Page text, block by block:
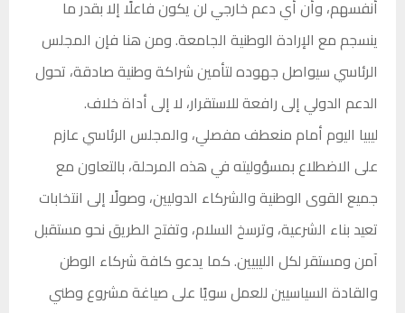
أنفسهم، وأن أي دعم خارجي لن يكون فاعلًا إلا بقدر ما
ينسجم مع الإرادة الوطنية الجامعة. ومن هنا فإن المجلس
الرئاسي سيواصل جهوده لتأمين شراكة وطنية صادقة، تحول
الدعم الدولي إلى رافعة للاستقرار، لا إلى أداة خلاف.
ليبيا اليوم أمام منعطف مفصلي، والمجلس الرئاسي عازم
على الاضطلاع بمسؤوليته في هذه المرحلة، بالتعاون مع
جميع القوى الوطنية والشركاء الدوليين، وصولًا إلى انتخابات
تعيد بناء الشرعية، وترسخ السلام، وتفتح الطريق نحو مستقبل
آمن ومستقر لكل الليبيين. كما يدعو كافة شركاء الوطن
والقادة السياسيين للعمل سويًا على صياغة مشروع وطني